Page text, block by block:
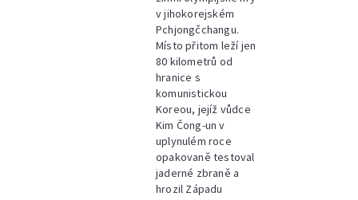
v jihokorejském
Pchjongčchangu.
Místo přitom leží jen
80 kilometrů od
hranice s
komunistickou
Koreou, jejíž vůdce
Kim Čong-un v
uplynulém roce
opakovaně testoval
jaderné zbraně a
hrozil Západu